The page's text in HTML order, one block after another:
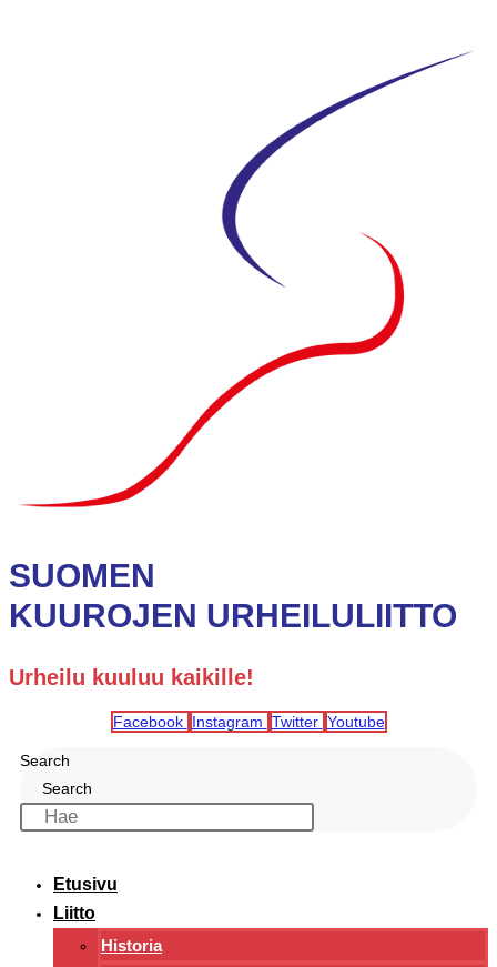
SUOMEN
KUUROJEN URHEILULIITTO
Urheilu kuuluu kaikille!
Facebook Instagram Twitter Youtube
Search
Search
Etusivu
Liitto
Historia